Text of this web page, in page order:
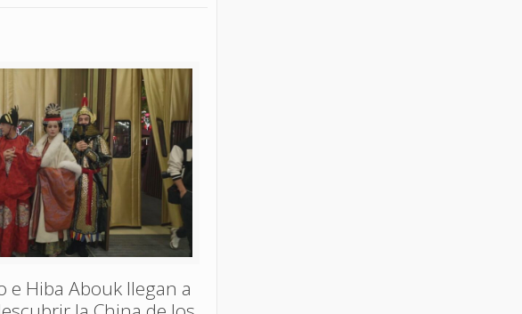
e Hiba Abouk llegan a